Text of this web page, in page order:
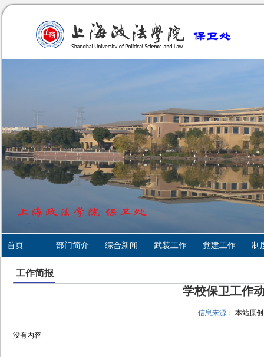
首页 部门简介 综合新闻 武装工作 党建工作 制
工作简报
学校保卫工作
信息来源： 本站原
没有内容